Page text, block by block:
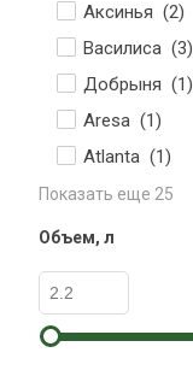
Аксинья (2)
Василиса (3)
Добрыня (1)
Aresa (1)
Atlanta (1)
Показать еще 25
Объем, л